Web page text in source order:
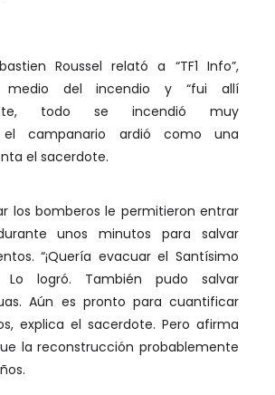
Roussel relató a “TF1 Info”,
medio del incendio y “fui allí
todo se incendió muy
el campanario ardió como una
el sacerdote.
los bomberos le permitieron entrar
unos minutos para salvar
“¡Quería evacuar el Santísimo
Lo logró. También pudo salvar
Aún es pronto para cuantificar
explica el sacerdote. Pero afirma
la reconstrucción probablemente